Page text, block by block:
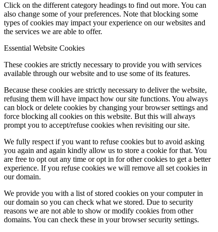
Click on the different category headings to find out more. You can
also change some of your preferences. Note that blocking some
types of cookies may impact your experience on our websites and
the services we are able to offer.
Essential Website Cookies
These cookies are strictly necessary to provide you with services
available through our website and to use some of its features.
Because these cookies are strictly necessary to deliver the website,
refusing them will have impact how our site functions. You always
can block or delete cookies by changing your browser settings and
force blocking all cookies on this website. But this will always
prompt you to accept/refuse cookies when revisiting our site.
We fully respect if you want to refuse cookies but to avoid asking
you again and again kindly allow us to store a cookie for that. You
are free to opt out any time or opt in for other cookies to get a better
experience. If you refuse cookies we will remove all set cookies in
our domain.
We provide you with a list of stored cookies on your computer in
our domain so you can check what we stored. Due to security
reasons we are not able to show or modify cookies from other
domains. You can check these in your browser security settings.